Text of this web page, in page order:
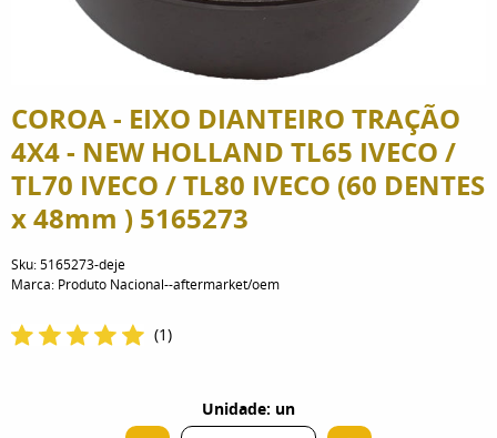
COROA - EIXO DIANTEIRO TRAÇÃO
4X4 - NEW HOLLAND TL65 IVECO /
TL70 IVECO / TL80 IVECO (60 DENTES
x 48mm ) 5165273
Sku:5165273-deje
Marca: Produto Nacional--aftermarket/oem
(1)
Unidade: un